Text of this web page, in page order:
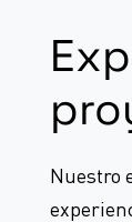
Nuestro